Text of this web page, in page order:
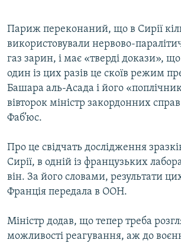
КТАТ
ДОЛУЧАЙСЯ!
Усі сайти RFE/RL
Париж переконаний, що в Сирії
використовували нервово-
газ зарин, і має «тверді докази»,
один із цих разів це скоїв режим
Башара аль-Асада і його
вівторок міністр закордонних
Фаб’юс.
Про це свідчать дослідження
Сирії, в одній із французьких
він. За його словами, результати
Франція передала в ООН.
Міністр додав, що тепер треба
можливості реагування, аж до